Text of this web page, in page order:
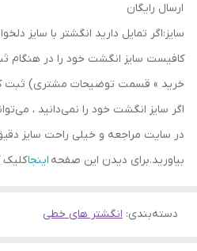
ارسال رایگان
سایز:اگر تمایل دارید انگشتر با سایز
کافیست سایز انگشت خود را در
خرید » قسمت توضیحات مشتری) ثبت
اگر سایز انگشت خود را نمی‌دانید ،
در سایت مراجعه و خیلی راحت سایز
بیاورید.برای دیدن این صفحه اینجاکلیک
دسته‌بندی: انگشتر های خطی